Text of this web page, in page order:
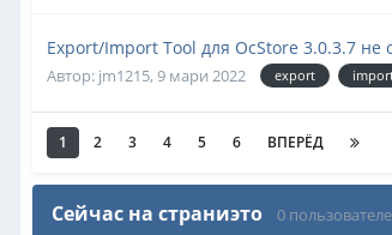
Export/Import Tool для OcStore 3.0.3.7 не
Автор: jm1215, 9 мари 2022 export
1 2 3 4 5 6 ВПЕРЁД
Сейчас на страниэто 0